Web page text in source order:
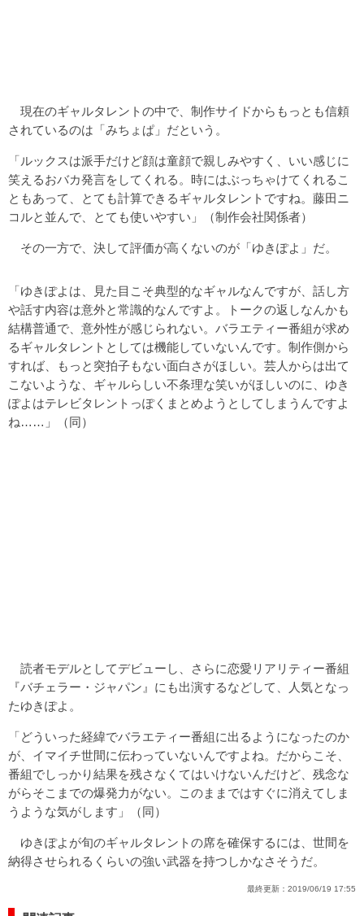
現在のギャルタレントの中で、制作サイドからもっとも信頼
されているのは「みちょぱ」だという。
「ルックスは派手だけど顔は童顔で親しみやすく、いい感じに
笑えるおバカ発言をしてくれる。時にはぶっちゃけてくれるこ
ともあって、とても計算できるギャルタレントですね。藤田ニ
コルと並んで、とても使いやすい」（制作会社関係者）
その一方で、決して評価が高くないのが「ゆきぽよ」だ。
「ゆきぽよは、見た目こそ典型的なギャルなんですが、話し方
や話す内容は意外と常識的なんですよ。トークの返しなんかも
結構普通で、意外性が感じられない。バラエティー番組が求め
るギャルタレントとしては機能していないんです。制作側から
すれば、もっと突拍子もない面白さがほしい。芸人からは出て
こないような、ギャルらしい不条理な笑いがほしいのに、ゆき
ぽよはテレビタレントっぽくまとめようとしてしまうんですよ
ね……」（同）
読者モデルとしてデビューし、さらに恋愛リアリティー番組
『バチェラー・ジャパン』にも出演するなどして、人気となっ
たゆきぽよ。
「どういった経緯でバラエティー番組に出るようになったのか
が、イマイチ世間に伝わっていないんですよね。だからこそ、
番組でしっかり結果を残さなくてはいけないんだけど、残念な
がらそこまでの爆発力がない。このままではすぐに消えてしま
うような気がします」（同）
ゆきぽよが旬のギャルタレントの席を確保するには、世間を
納得させられるくらいの強い武器を持つしかなさそうだ。
最終更新： 2019/06/19 17:55